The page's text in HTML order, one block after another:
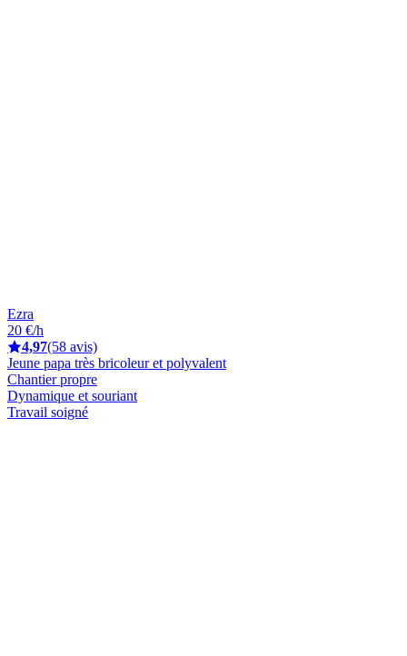
Ezra
20 €/h
4,97(58 avis)
Jeune papa très bricoleur et polyvalent
Chantier propre
Dynamique et souriant
Travail soigné